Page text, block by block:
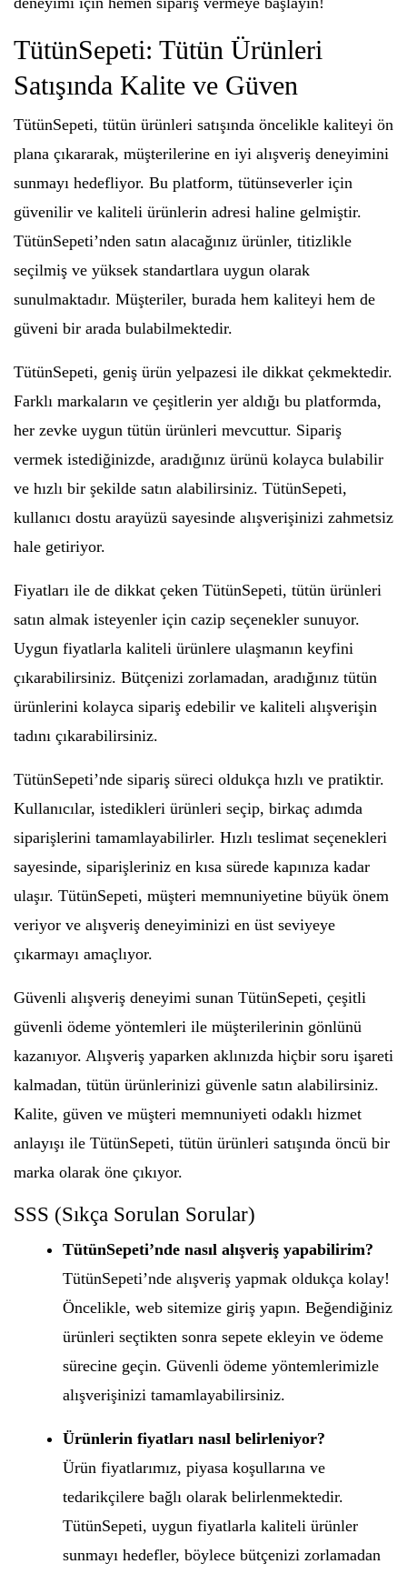
TütünSepeti: Tütün Ürünleri
Satışında Kalite ve Güven
TütünSepeti, tütün ürünleri satışında öncelikle kaliteyi ön
plana çıkararak, müşterilerine en iyi alışveriş deneyimini
sunmayı hedefliyor. Bu platform, tütünseverler için
güvenilir ve kaliteli ürünlerin adresi haline gelmiştir.
TütünSepeti’nden satın alacağınız ürünler, titizlikle
seçilmiş ve yüksek standartlara uygun olarak
sunulmaktadır. Müşteriler, burada hem kaliteyi hem de
güveni bir arada bulabilmektedir.
TütünSepeti, geniş ürün yelpazesi ile dikkat çekmektedir.
Farklı markaların ve çeşitlerin yer aldığı bu platformda,
her zevke uygun tütün ürünleri mevcuttur. Sipariş
vermek istediğinizde, aradığınız ürünü kolayca bulabilir
ve hızlı bir şekilde satın alabilirsiniz. TütünSepeti,
kullanıcı dostu arayüzü sayesinde alışverişinizi zahmetsiz
hale getiriyor.
Fiyatları ile de dikkat çeken TütünSepeti, tütün ürünleri
satın almak isteyenler için cazip seçenekler sunuyor.
Uygun fiyatlarla kaliteli ürünlere ulaşmanın keyfini
çıkarabilirsiniz. Bütçenizi zorlamadan, aradığınız tütün
ürünlerini kolayca sipariş edebilir ve kaliteli alışverişin
tadını çıkarabilirsiniz.
TütünSepeti’nde sipariş süreci oldukça hızlı ve pratiktir.
Kullanıcılar, istedikleri ürünleri seçip, birkaç adımda
siparişlerini tamamlayabilirler. Hızlı teslimat seçenekleri
sayesinde, siparişleriniz en kısa sürede kapınıza kadar
ulaşır. TütünSepeti, müşteri memnuniyetine büyük önem
veriyor ve alışveriş deneyiminizi en üst seviyeye
çıkarmayı amaçlıyor.
Güvenli alışveriş deneyimi sunan TütünSepeti, çeşitli
güvenli ödeme yöntemleri ile müşterilerinin gönlünü
kazanıyor. Alışveriş yaparken aklınızda hiçbir soru işareti
kalmadan, tütün ürünlerinizi güvenle satın alabilirsiniz.
Kalite, güven ve müşteri memnuniyeti odaklı hizmet
anlayışı ile TütünSepeti, tütün ürünleri satışında öncü bir
marka olarak öne çıkıyor.
SSS (Sıkça Sorulan Sorular)
TütünSepeti’nde nasıl alışveriş yapabilirim?
TütünSepeti’nde alışveriş yapmak oldukça kolay!
Öncelikle, web sitemize giriş yapın. Beğendiğiniz
ürünleri seçtikten sonra sepete ekleyin ve ödeme
sürecine geçin. Güvenli ödeme yöntemlerimizle
alışverişinizi tamamlayabilirsiniz.
Ürünlerin fiyatları nasıl belirleniyor?
Ürün fiyatlarımız, piyasa koşullarına ve
tedarikçilere bağlı olarak belirlenmektedir.
TütünSepeti, uygun fiyatlarla kaliteli ürünler
sunmayı hedefler, böylece bütçenizi zorlamadan